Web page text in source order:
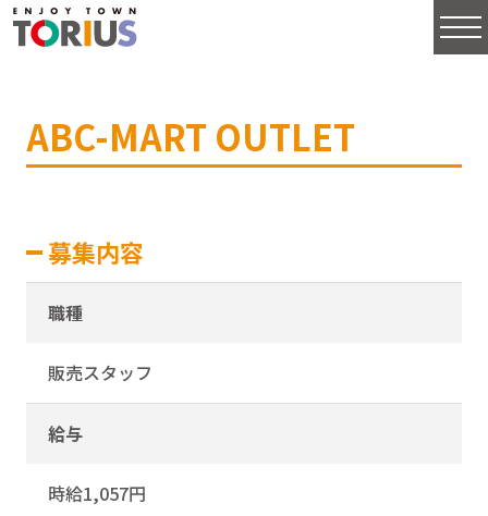
ABC-MART OUTLET
募集内容
職種
販売スタッフ
給与
時給1,057円